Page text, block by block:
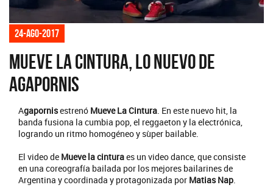
24-ago-2017
Mueve la Cintura, lo nuevo de
Agapornis
Agapornisestrenó Mueve La Cintura . En este nuevo hit, la
banda fusiona la cumbia pop, el reggaeton y la electrónica,
logrando un ritmo homogéneo y sùper bailable.
El video de Mueve la cinturaes un video dance, que consiste
en una coreografía bailada por los mejores bailarines de
Argentina y coordinada y protagonizada por Matias Nap